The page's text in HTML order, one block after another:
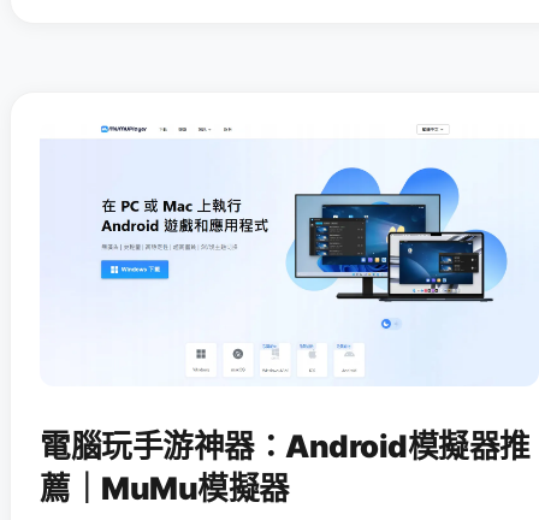
電腦玩手游神器：Android模擬器推
薦｜MuMu模擬器